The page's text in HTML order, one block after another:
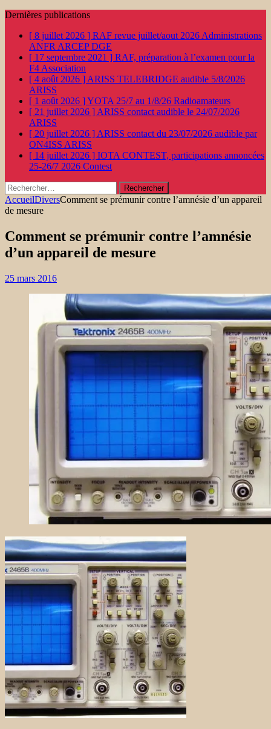
Dernières publications
[ 8 juillet 2026 ] RAF revue juillet/aout 2026 Administrations
ANFR ARCEP DGE
[ 17 septembre 2021 ] RAF, préparation à l’examen pour la
F4 Association
[ 4 août 2026 ] ARISS TELEBRIDGE audible 5/8/2026
ARISS
[ 1 août 2026 ]YOTA 25/7 au 1/8/26 Radioamateurs
[ 21 juillet 2026 ] ARISS contact audible le 24/07/2026
ARISS
[ 20 juillet 2026 ] ARISS contact du 23/07/2026 audible par
ON4ISS ARISS
[ 14 juillet 2026 ] IOTA CONTEST, participations annoncées
25-26/7 2026 Contest
Rechercher :
AccueilDiversComment se prémunir contre l’amnésie d’un appareil
de mesure
Comment se prémunir contre l’amnésie
d’un appareil de mesure
25 mars 2016